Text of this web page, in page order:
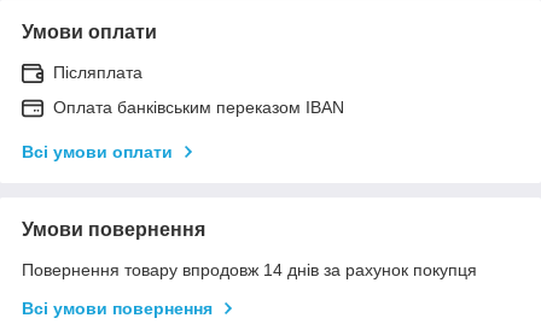
Умови оплати
Післяплата
Оплата банківським переказом IBAN
Всі умови оплати
Умови повернення
Повернення товару впродовж 14 днів за рахунок покупця
Всі умови повернення